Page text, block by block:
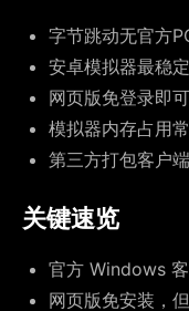
字节跳动无官方
安卓模拟器最稳
网页版免登录即
模拟器内存占用
第三方打包客户
关键速览
官方 Windows
网页版免安装，